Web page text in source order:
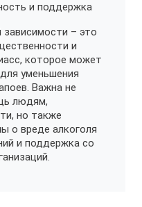
и поддержка
– это
и
которое может
уменьшения
Важна не
людям,
но также
о вреде алкоголя
и поддержка со